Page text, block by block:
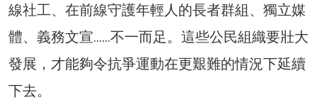
線社工、在前線守護年輕人的長者群組、獨立媒
體、義務文宣……不一而足。這些公民組織要壯大
發展，才能夠令抗爭運動在更艱難的情況下延續
下去。